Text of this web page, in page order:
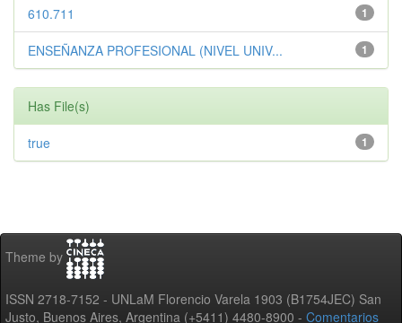
1
610.711
1
ENSEÑANZA PROFESIONAL (NIVEL UNIV...
Has File(s)
1
true
Theme by
ISSN 2718-7152 - UNLaM Florencio Varela 1903 (B1754JEC) San
Justo, Buenos Aires, Argentina (+5411) 4480-8900 - Comentarios